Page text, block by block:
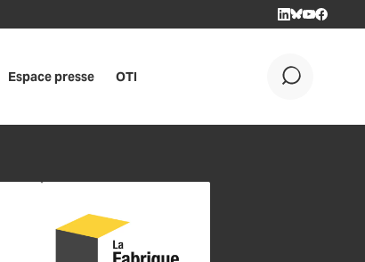
LINKEDIN
BLUESKY
YOUTUBE
Espace presse OTI